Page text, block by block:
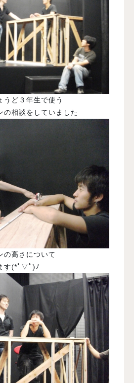
うど３年生で使う
の相談をしていました
の高さについて
す(*ﾟ▽ﾟ)ﾉ